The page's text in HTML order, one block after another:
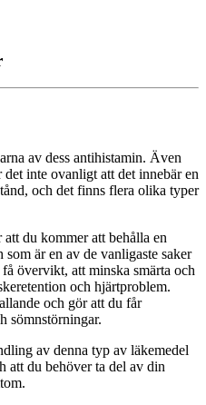
av dess antihistamin. Även
inte ovanligt att det innebär en
och det finns flera olika typer
du kommer att behålla en
är en av de vanligaste saker
övervikt, att minska smärta och
och hjärtproblem.
och gör att du får
sömnstörningar.
av denna typ av läkemedel
att du behöver ta del av din